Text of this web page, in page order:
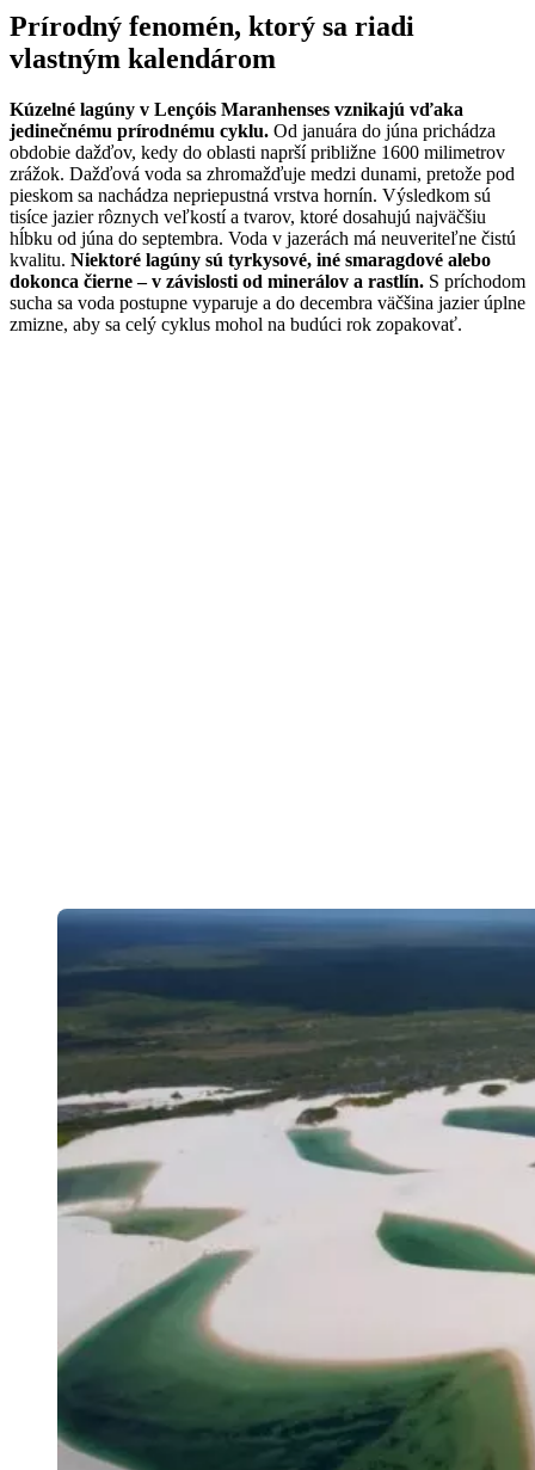
Prírodný fenomén, ktorý sa riadi
vlastným kalendárom
Kúzelné lagúny v Lençóis Maranhenses vznikajú vďaka
jedinečnému prírodnému cyklu. Od januára do júna prichádza
obdobie dažďov, kedy do oblasti naprší približne 1600 milimetrov
zrážok. Dažďová voda sa zhromažďuje medzi dunami, pretože pod
pieskom sa nachádza nepriepustná vrstva hornín. Výsledkom sú
tisíce jazier rôznych veľkostí a tvarov, ktoré dosahujú najväčšiu
hĺbku od júna do septembra. Voda v jazerách má neuveriteľne čistú
kvalitu. Niektoré lagúny sú tyrkysové, iné smaragdové alebo
dokonca čierne – v závislosti od minerálov a rastlín. S príchodom
sucha sa voda postupne vyparuje a do decembra väčšina jazier úplne
zmizne, aby sa celý cyklus mohol na budúci rok zopakovať.